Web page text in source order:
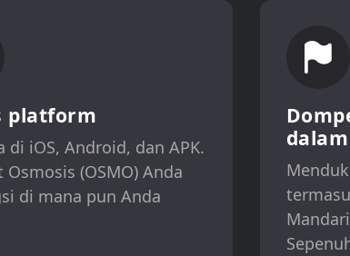
platform
di iOS, Android, dan APK.
Osmosis (OSMO) Anda
di mana pun Anda